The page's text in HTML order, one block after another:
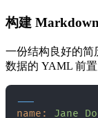
构建
一份结构良好的简
数据的 YAML 前置
---
name:
Jane